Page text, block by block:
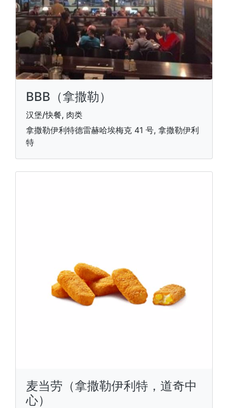
BBB（拿撒勒）
汉堡/快餐, 肉类
拿撒勒伊利特德雷赫哈埃梅克 41 号, 拿撒勒伊利
特
麦当劳（拿撒勒伊利特，道奇中
心）